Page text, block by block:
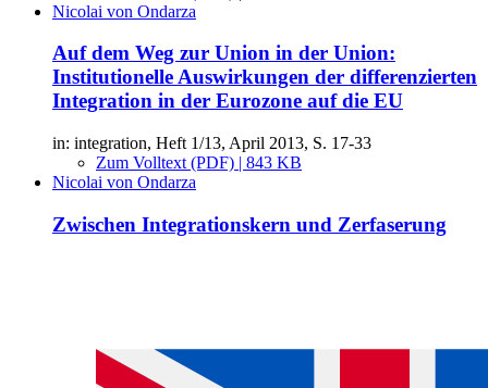
Nicolai von Ondarza
Auf dem Weg zur Union in der Union:
Institutionelle Auswirkungen der differenzierten
Integration in der Eurozone auf die EU
in: integration, Heft 1/13, April 2013, S. 17-33
Zum Volltext (PDF) | 843 KB
Nicolai von Ondarza
Zwischen Integrationskern und Zerfaserung